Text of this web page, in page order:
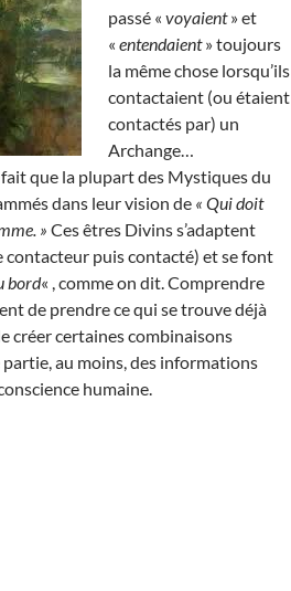
passé « voyaient» et
« entendaient» toujours
la même chose lorsqu’ils
contactaient (ou étaient
contactés par) un
Archange…
que la plupart des Mystiques du
dans leur vision de « Qui doit
» Ces êtres Divins s’adaptent
puis contacté) et se font
bord« , comme on dit. Comprendre
de prendre ce qui se trouve déjà
créer certaines combinaisons
au moins, des informations
humaine.